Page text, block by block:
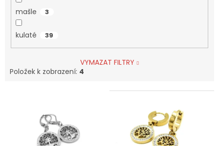
mašle 3
kulaté 39
VYMAZAT FILTRY
Položek k zobrazení: 4